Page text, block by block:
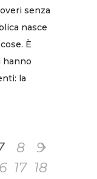
senza
nasce
È
hanno
la
8
9
17 18